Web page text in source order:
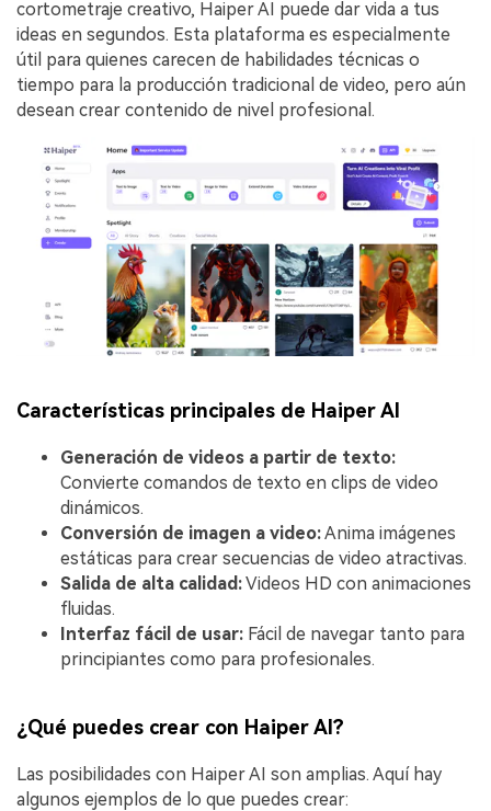
cortometraje creativo, Haiper AI puede dar vida a tus
ideas en segundos. Esta plataforma es especialmente
útil para quienes carecen de habilidades técnicas o
tiempo para la producción tradicional de video, pero aún
desean crear contenido de nivel profesional.
Características principales de Haiper AI
Generación de videos a partir de texto:
Convierte comandos de texto en clips de video
dinámicos.
Conversión de imagen a video:Anima imágenes
estáticas para crear secuencias de video atractivas.
Salida de alta calidad:Videos HD con animaciones
fluidas.
Interfaz fácil de usar: Fácil de navegar tanto para
principiantes como para profesionales.
¿Qué puedes crear con Haiper AI?
Las posibilidades con Haiper AI son amplias. Aquí hay
algunos ejemplos de lo que puedes crear: